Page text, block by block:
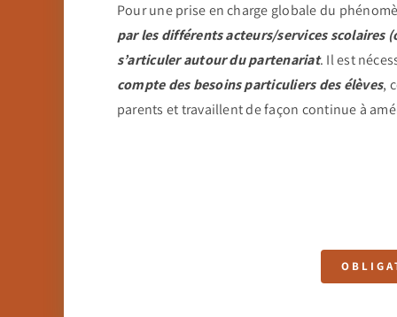
Pour une prise en charge globale du
par les différents acteurs/services scolaires
s’articuler autour du partenariat. Il est
compte des besoins particuliers des élèves,
parents et travaillent de façon continue à